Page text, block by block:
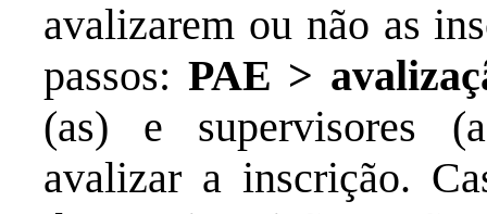
avalizarem ou não as
passos: PAE >
(as) e supervisores
avalizar a inscrição.